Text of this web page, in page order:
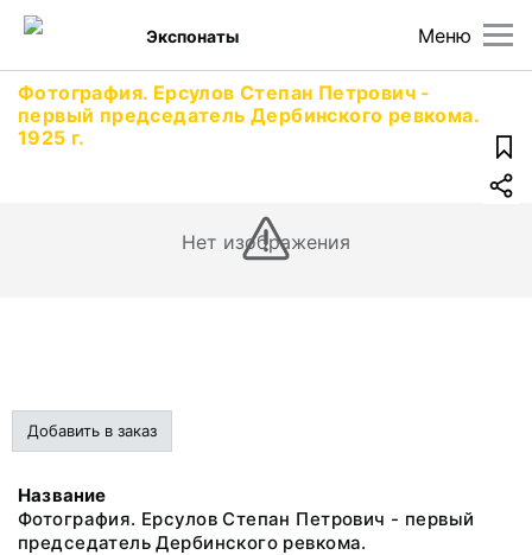
Меню
Экспонаты
Фотография. Ерсулов Степан Петрович -
первый председатель Дербинского ревкома.
1925 г.
Нет изображения
Добавить в заказ
Название
Фотография. Ерсулов Степан Петрович - первый
председатель Дербинского ревкома.